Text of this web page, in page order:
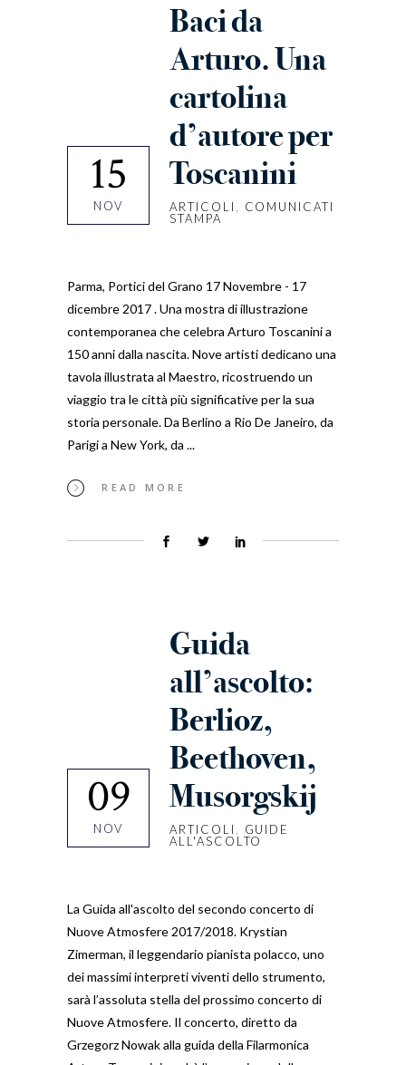
15
NOV
Baci da
Arturo. Una
cartolina
d’autore per
Toscanini
ARTICOLI
COMUNICATI
STAMPA
Parma, Portici del Grano 17 Novembre - 17
dicembre 2017 . Una mostra di illustrazione
contemporanea che celebra Arturo Toscanini a
150 anni dalla nascita. Nove artisti dedicano una
tavola illustrata al Maestro, ricostruendo un
viaggio tra le città più significative per la sua
storia personale. Da Berlino a Rio De Janeiro, da
Parigi a New York, da
READ MORE
09
NOV
Guida
all’ascolto:
Berlioz,
Beethoven,
Musorgskij
ARTICOLI , GUIDE
ALL'ASCOLTO
La Guida all'ascolto del secondo concerto di
Nuove Atmosfere 2017/2018. Krystian
Zimerman, il leggendario pianista polacco, uno
dei massimi interpreti viventi dello strumento,
sarà l’assoluta stella del prossimo concerto di
Nuove Atmosfere. Il concerto, diretto da
Grzegorz Nowak alla guida della Filarmonica